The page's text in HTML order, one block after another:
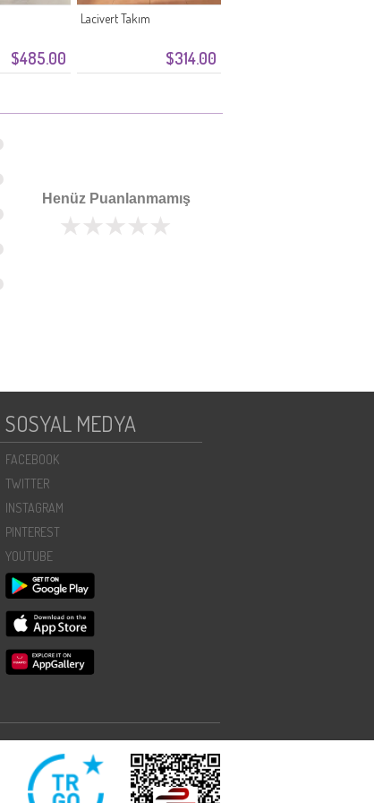
$485.00 $314.00
Lacivert Takım
Henüz Puanlanmamış
SOSYAL MEDYA
FACEBOOK
TWITTER
INSTAGRAM
PINTEREST
YOUTUBE